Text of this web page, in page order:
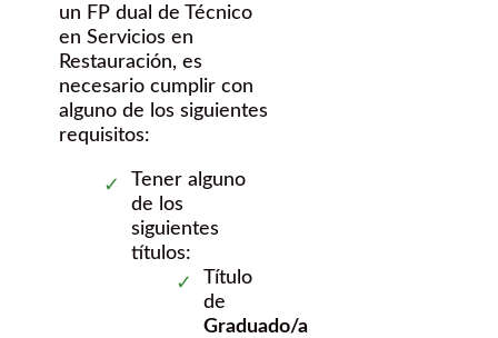
un FP dual de Técnico
en Servicios en
Restauración, es
necesario cumplir con
alguno de los siguientes
requisitos:
Tener alguno
de los
siguientes
títulos:
Título
de
Graduado/a